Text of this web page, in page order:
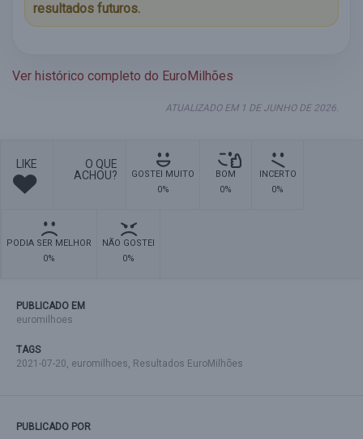
resultados futuros.
Ver histórico completo do EuroMilhões
ATUALIZADO EM 1 DE JUNHO DE 2026.
LIKE
O QUE
ACHOU?
GOSTEI MUITO
0%
BOM
0%
INCERTO
0%
PODIA SER MELHOR
0%
NÃO GOSTEI
0%
PUBLICADO EM
euromilhoes
TAGS
2021-07-20, euromilhoes, Resultados EuroMilhões
PUBLICADO POR